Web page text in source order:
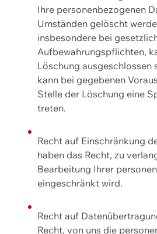
Ihre personenbezogenen
Umständen gelöscht
insbesondere bei
Aufbewahrungspflichten,
Löschung ausgeschlossen
kann bei gegebenen
Stelle der Löschung eine
treten.
Recht auf Einschränkung
haben das Recht, zu
Bearbeitung Ihrer
eingeschränkt wird.
Recht auf
Recht, von uns die